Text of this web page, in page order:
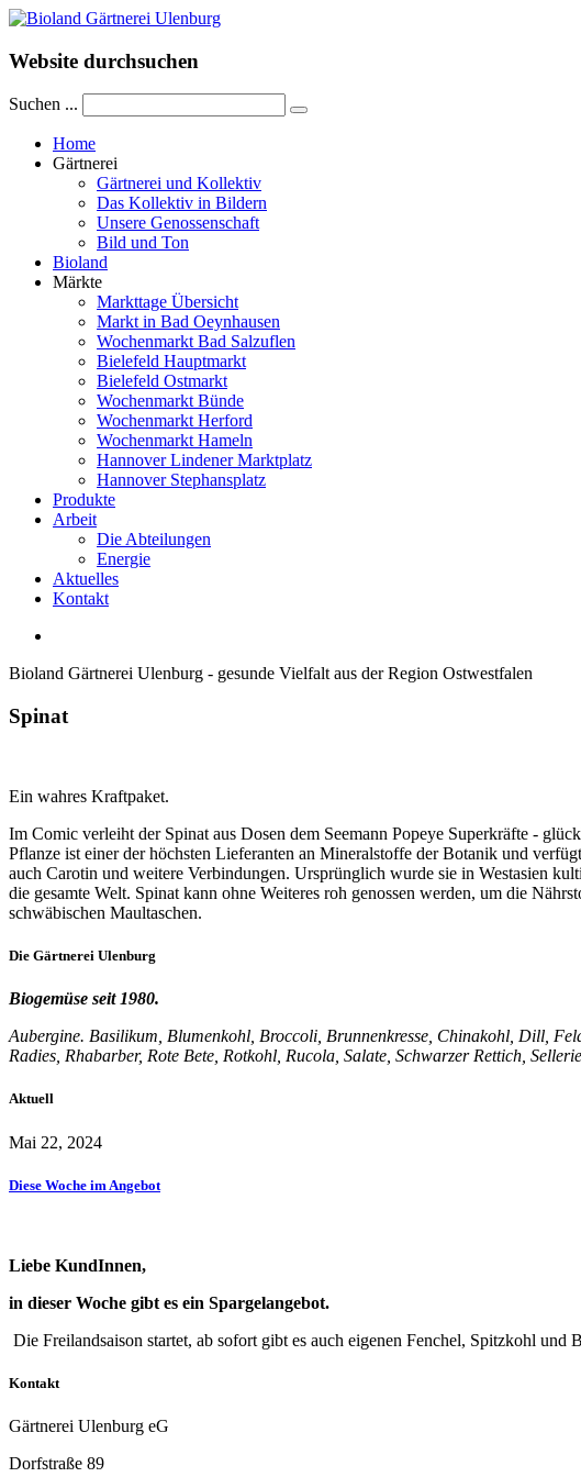
Website durchsuchen
Suchen ...
Home
Gärtnerei
Gärtnerei und Kollektiv
Das Kollektiv in Bildern
Unsere Genossenschaft
Bild und Ton
Bioland
Märkte
Markttage Übersicht
Markt in Bad Oeynhausen
Wochenmarkt Bad Salzuflen
Bielefeld Hauptmarkt
Bielefeld Ostmarkt
Wochenmarkt Bünde
Wochenmarkt Herford
Wochenmarkt Hameln
Hannover Lindener Marktplatz
Hannover Stephansplatz
Produkte
Arbeit
Die Abteilungen
Energie
Aktuelles
Kontakt
Bioland Gärtnerei Ulenburg - gesunde Vielfalt aus der Region Ostwestfalen
Spinat
Ein wahres Kraftpaket.
Im Comic verleiht der Spinat aus Dosen dem Seemann Popeye Superkräfte -
Pflanze ist einer der höchsten Lieferanten an Mineralstoffe der Botanik und
auch Carotin und weitere Verbindungen. Ursprünglich wurde sie in Westasien
die gesamte Welt. Spinat kann ohne Weiteres roh genossen werden, um die
schwäbischen Maultaschen.
Die Gärtnerei Ulenburg
Biogemüse seit 1980.
Aubergine. Basilikum, Blumenkohl, Broccoli, Brunnenkresse, Chinakohl, Dill,
Radies, Rhabarber, Rote Bete, Rotkohl, Rucola, Salate, Schwarzer Rettich,
Aktuell
Mai 22, 2024
Diese Woche im Angebot
Liebe KundInnen,
in dieser Woche gibt es ein Spargelangebot.
Die Freilandsaison startet, ab sofort gibt es auch eigenen Fenchel, Spitzkohl und
Kontakt
Gärtnerei Ulenburg eG
Dorfstraße 89